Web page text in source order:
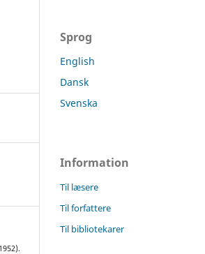
Sprog
English
Dansk
Svenska
Information
Til læsere
Til forfattere
Til bibliotekarer